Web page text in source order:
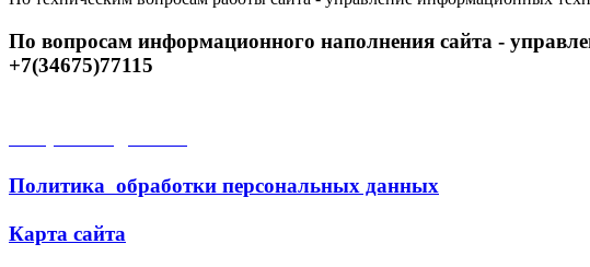
По вопросам информационного наполнения сайта -
+7(34675)77115
Политика обработки персональных данных
Карта сайта